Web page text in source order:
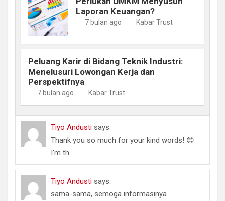
Laporan Keuangan?
7 bulan ago Kabar Trust
Peluang Karir di Bidang Teknik Industri:
Menelusuri Lowongan Kerja dan
Perspektifnya
7 bulan ago Kabar Trust
Tiyo Andusti says:
Thank you so much for your kind words! 😊
I'm th...
Tiyo Andusti says:
sama-sama, semoga informasinya